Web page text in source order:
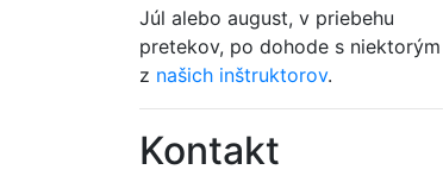
Júl alebo august, v priebehu
pretekov, po dohode s niektorým
z našich inštruktorov.
Kontakt